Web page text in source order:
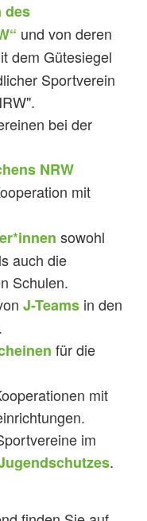
des
und von deren
dem Gütesiegel
Sportverein
bei der
NRW
mit
sowohl
auch die
Schulen.
J-Teams in den
für die
mit
im
.